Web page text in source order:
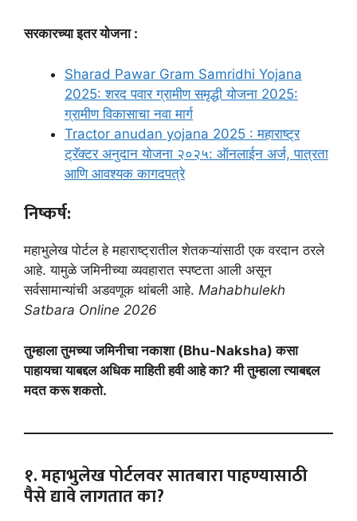
सरकारच्या इतर योजना :
Sharad Pawar Gram Samridhi Yojana
2025: शरद पवार ग्रामीण समृद्धी योजना 2025:
ग्रामीण विकासाचा नवा मार्ग
Tractor anudan yojana 2025 : महाराष्ट्र
ट्रॅक्टर अनुदान योजना २०२५: ऑनलाईन अर्ज, पात्रता
आणि आवश्यक कागदपत्रे
निष्कर्ष:
महाभुलेख पोर्टल हे महाराष्ट्रातील शेतकऱ्यांसाठी एक वरदान ठरले
आहे. यामुळे जमिनीच्या व्यवहारात स्पष्टता आली असून
सर्वसामान्यांची अडवणूक थांबली आहे. Mahabhulekh
Satbara Online 2026
तुम्हाला तुमच्या जमिनीचा नकाशा (Bhu-Naksha) कसा
पाहायचा याबद्दल अधिक माहिती हवी आहे का? मी तुम्हाला त्याबद्दल
मदत करू शकतो.
१. महाभुलेख पोर्टलवर सातबारा पाहण्यासाठी
पैसे द्यावे लागतात का?